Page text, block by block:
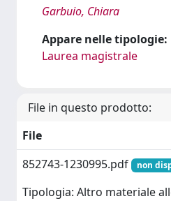
Garbuio, Chiara
Appare nelle tipologie:
Laurea magistrale
File in questo prodotto:
File
852743-1230995.pdf
non
Tipologia: Altro materiale